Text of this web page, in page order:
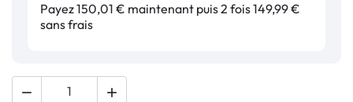
Payez 150,01 € maintenant puis 2 fois 149,99 €
sans frais
 